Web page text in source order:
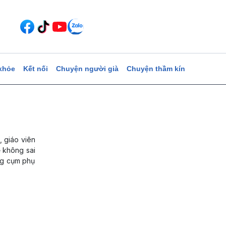
Kết nối Chuyện người già Chuyện thầm kín
giáo viên
không sai
cụm phụ